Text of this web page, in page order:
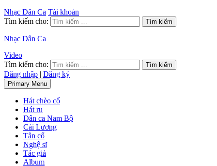
Nhạc Dân Ca Tài khoản
Tìm kiếm cho:
Nhạc Dân Ca
Video
Tìm kiếm cho:
Đăng nhập | Đăng ký
Primary Menu
Hát chèo cổ
Hát ru
Dân ca Nam Bộ
Cải Lương
Tân cổ
Nghệ sĩ
Tác giả
Album